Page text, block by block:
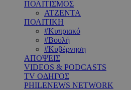
ΠΟΛΙΤΙΣΜΟΣ
ΑΤΖΕΝΤΑ
ΠΟΛΙΤΙΚΗ
#Κυπριακό
#Βουλή
#Κυβέρνηση
ΑΠΟΨΕΙΣ
VIDEOS & PODCASTS
TV ΟΔΗΓΟΣ
PHILENEWS NETWORK